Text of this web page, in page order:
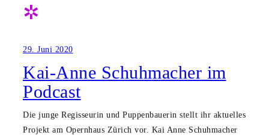
✲
29. Juni 2020
Kai-Anne Schuhmacher im
Podcast
Die junge Regisseurin und Puppenbauerin stellt ihr aktuelles
Projekt am Opernhaus Zürich vor. Kai Anne Schuhmacher